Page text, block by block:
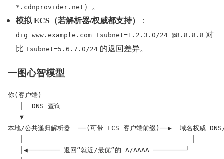
*.cdnprovider.net ）。
模拟 ECS（若解析器/权威都支持） ：
dig www.example.com +subnet=1.2.3.0/24 @8.8.8.8 对
比 +subnet=5.6.7.0/24 的返回差异。
一图心智模型
你(客户端)
   │  DNS 查询
   ▼
本地/公共递归解析器  ──(可带 ECS 客户端前缀)──▶  域名权威 DNS/
   │◀──────── 返回“就近/最优”的 A/AAAA ────────┘